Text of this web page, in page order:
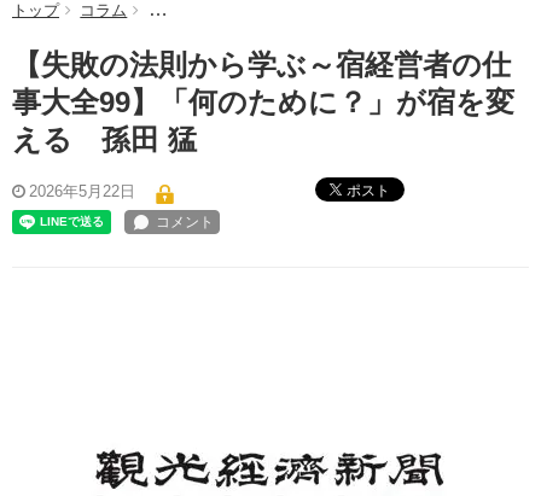
トップ コラム 【失敗の法則から学ぶ～宿経営者の仕事大全99】「
【失敗の法則から学ぶ～宿経営者の仕
事大全99】「何のために？」が宿を変
える 孫田 猛
2026年5月22日 ポスト